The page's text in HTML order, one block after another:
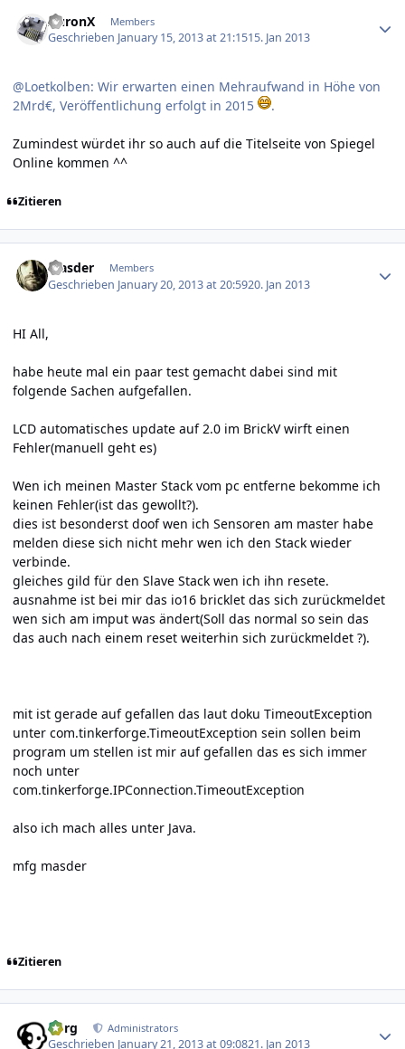
AuronX Members
Geschrieben January 15, 2013 at 21:1515. Jan 2013
@Loetkolben: Wir erwarten einen Mehraufwand in Höhe von
2Mrd€, Veröffentlichung erfolgt in 2015
.
Zumindest würdet ihr so auch auf die Titelseite von Spiegel
Online kommen ^^
Zitieren
Masder Members
Geschrieben January 20, 2013 at 20:5920. Jan 2013
HI All,
habe heute mal ein paar test gemacht dabei sind mit
folgende Sachen aufgefallen.
LCD automatisches update auf 2.0 im BrickV wirft einen
Fehler(manuell geht es)
Wen ich meinen Master Stack vom pc entferne bekomme ich
keinen Fehler(ist das gewollt?).
dies ist besonderst doof wen ich Sensoren am master habe
melden diese sich nicht mehr wen ich den Stack wieder
verbinde.
gleiches gild für den Slave Stack wen ich ihn resete.
ausnahme ist bei mir das io16 bricklet das sich zurückmeldet
wen sich am imput was ändert(Soll das normal so sein das
das auch nach einem reset weiterhin sich zurückmeldet ?).
mit ist gerade auf gefallen das laut doku TimeoutException
unter com.tinkerforge.TimeoutException sein sollen beim
program um stellen ist mir auf gefallen das es sich immer
noch unter
com.tinkerforge.IPConnection.TimeoutException
also ich mach alles unter Java.
mfg masder
Zitieren
borg Administrators
Geschrieben January 21, 2013 at 09:0821. Jan 2013